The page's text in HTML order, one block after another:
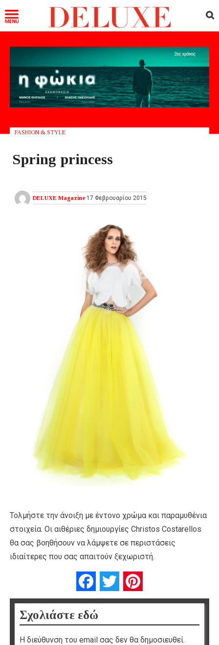
FASHION & STYLE
Spring princess
DELUXE Magazine 17 Φεβρουαρίου 2015
Τολμήστε την άνοιξη με έντονο χρώμα και παραμυθένια
στοιχεία. Οι αιθέριες δημιουργίες Christos Costarellos
θα σας βοηθήσουν να λάμψετε σε περιστάσεις
ιδιαίτερες που σας απαιτούν ξεχωριστή.
FacebookTwitter
Σχολιάστε εδώ
Η διεύθυνση του email σας δεν θα δημοσιευθεί.